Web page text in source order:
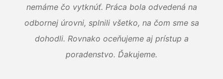
nemáme čo vytknúť. Práca bola odvedená na
odbornej úrovni, splnili všetko, na čom sme sa
dohodli. Rovnako oceňujeme aj prístup a
poradenstvo. Ďakujeme.